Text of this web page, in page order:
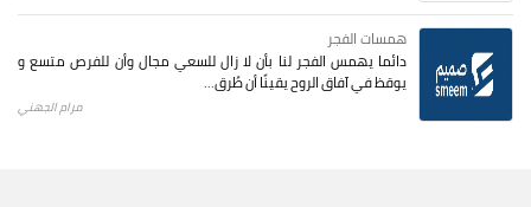
همسات الفجر
دائما يهمس الفجر لنا بأن لا زال للسعي مجال وأن للفرص متسع و
يوقظ في آفاق الروح يقينًا أن طُرق...
مرام الجهني